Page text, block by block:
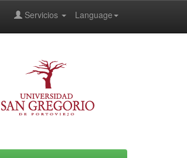
Language
Servicios